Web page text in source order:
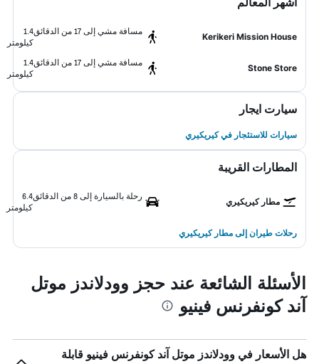
Kerikeri Mission House
مسافة مشي إلى 17 من الدقائق
1.4
كيلومتر
Stone Store
مسافة مشي إلى 17 من الدقائق
1.4
كيلومتر
سيارت ايجار
سيارات للاستئجار في كيريكيري
المطارات القريبة
مطار كيريكيري
رحلة بالسيارة إلى 8 من الدقائق
6.4
كيلومتر
رحلات طيران إلى مطار كيريكيري
الأسئلة الشائعة عند حجز وودلاندز موتل
آند كونفرنس فينيو
هل الأسعار في وودلاندز موتل آند كونفرنس فينيو قابلة